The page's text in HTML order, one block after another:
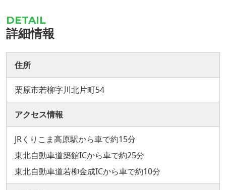
詳細情報
住所
栗原市若柳字川北片町54
アクセス情報
JRくりこま高原駅から車で約15分
東北自動車道築館ICから車で約25分
東北自動車道若柳金成ICから車で約10分